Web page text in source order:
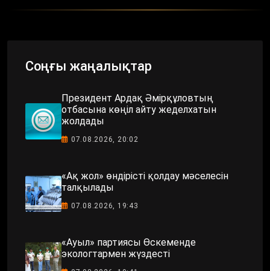
Соңғы жаңалықтар
Президент Ардақ Әмірқұловтың
отбасына көңіл айту жеделхатын
жолдады
07.08.2026, 20:02
«Ақ жол» өндірісті қолдау мәселесін
талқылады
07.08.2026, 19:43
«Ауыл» партиясы Өскеменде
экологтармен жүздесті